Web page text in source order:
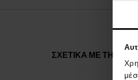
ΣΧΕΤΙΚΑ ΜΕ ΤΗΝ